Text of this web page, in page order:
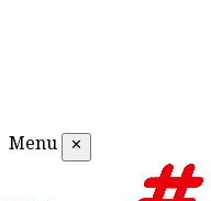
Menu ✕